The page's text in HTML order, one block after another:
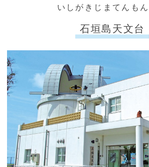
いしがきじまてんも
石垣島天文台